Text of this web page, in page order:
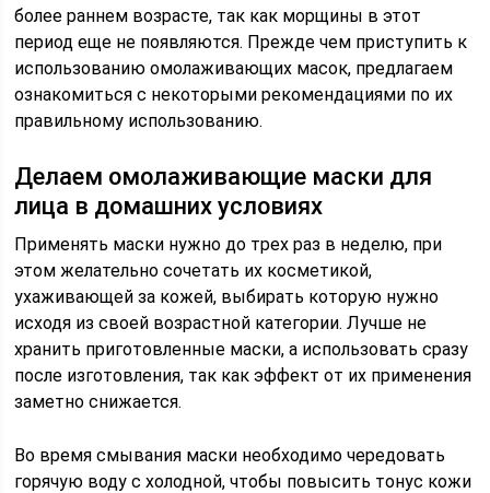
более раннем возрасте, так как морщины в этот
период еще не появляются. Прежде чем приступить к
использованию омолаживающих масок, предлагаем
ознакомиться с некоторыми рекомендациями по их
правильному использованию.
Делаем омолаживающие маски для
лица в домашних условиях
Применять маски нужно до трех раз в неделю, при
этом желательно сочетать их косметикой,
ухаживающей за кожей, выбирать которую нужно
исходя из своей возрастной категории. Лучше не
хранить приготовленные маски, а использовать сразу
после изготовления, так как эффект от их применения
заметно снижается.
Во время смывания маски необходимо чередовать
горячую воду с холодной, чтобы повысить тонус кожи